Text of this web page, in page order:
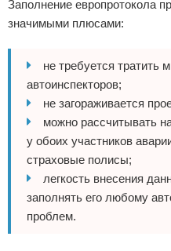
Заполнение европротокола
значимыми плюсами:
не требуется тратить
автоинспекторов;
не загораживается
можно рассчитывать
у обоих участников
страховые полисы;
легкость внесения
заполнять его любому
проблем.